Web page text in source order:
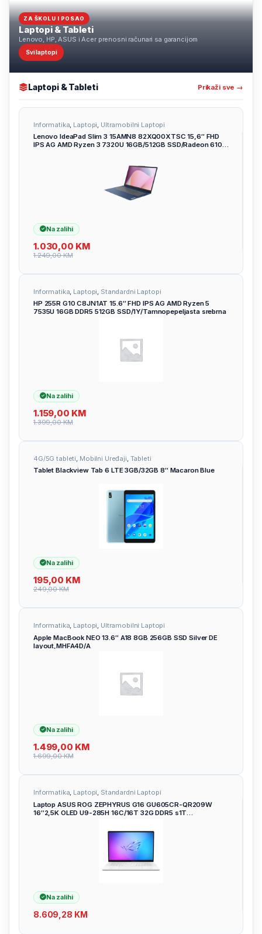
ZA ŠKOLU I POSAO
Laptopi & Tableti
Lenovo, HP, ASUS i Acer prenosni računari sa garancijom
Svi laptopi
Laptopi & Tableti Prikaži sve →
Informatika, Laptopi, Ultramobilni Laptopi
Lenovo IdeaPad Slim 3 15AMN8 82XQ00XTSC 15,6″ FHD
IPS AG AMD Ryzen 3 7320U 16GB/512GB SSD/Radeon 610M
Na zalihi
1.030,00 KM
1.249,00KM
Informatika, Laptopi, Standardni Laptopi
HP 255R G10 C8JN1AT 15.6″ FHD IPS AG AMD Ryzen 5
7535U 16GB DDR5 512GB SSD/1Y/Tamnopepeljasta srebrna
Na zalihi
1.159,00 KM
1.399,00KM
4G/5G tableti, Mobilni Uređaji, Tableti
Tablet Blackview Tab 6 LTE 3GB/32GB 8″ Macaron Blue
Na zalihi
195,00 KM
249,00KM
Informatika, Laptopi, Ultramobilni Laptopi
Apple MacBook NEO 13.6″ A18 8GB 256GB SSD Silver DE
layout,MHFA4D/A
Na zalihi
1.499,00 KM
1.699,00KM
Informatika, Laptopi, Standardni Laptopi
Laptop ASUS ROG ZEPHYRUS G16 GU605CR-QR209W
16″2,5K OLED U9-285H 16C/16T 32G DDR5 s1T
Na zalihi
8.609,28 KM